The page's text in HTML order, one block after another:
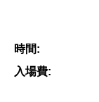
時間:
入場費: